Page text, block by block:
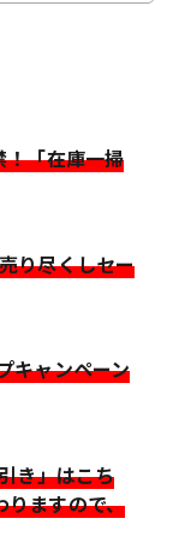
「在庫一掃
り尽くしセー
キャンペーン
き」はこち
りますので、